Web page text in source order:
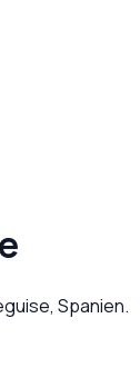
, Spanien.